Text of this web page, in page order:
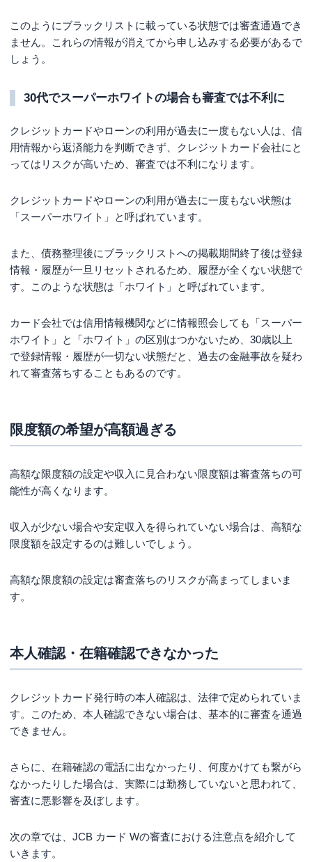
このようにブラックリストに載っている状態では審査通過でき
ません。これらの情報が消えてから申し込みする必要があるで
しょう。
30代でスーパーホワイトの場合も審査では不利に
クレジットカードやローンの利用が過去に一度もない人は、信
用情報から返済能力を判断できず、クレジットカード会社にと
ってはリスクが高いため、審査では不利になります。
クレジットカードやローンの利用が過去に一度もない状態は
「スーパーホワイト」と呼ばれています。
また、債務整理後にブラックリストへの掲載期間終了後は登録
情報・履歴が一旦リセットされるため、履歴が全くない状態で
す。このような状態は「ホワイト」と呼ばれています。
カード会社では信用情報機関などに情報照会しても「スーパー
ホワイト」と「ホワイト」の区別はつかないため、30歳以上
で登録情報・履歴が一切ない状態だと、過去の金融事故を疑わ
れて審査落ちすることもあるのです。
限度額の希望が高額過ぎる
高額な限度額の設定や収入に見合わない限度額は審査落ちの可
能性が高くなります。
収入が少ない場合や安定収入を得られていない場合は、高額な
限度額を設定するのは難しいでしょう。
高額な限度額の設定は審査落ちのリスクが高まってしまいま
す。
本人確認・在籍確認できなかった
クレジットカード発行時の本人確認は、法律で定められていま
す。このため、本人確認できない場合は、基本的に審査を通過
できません。
さらに、在籍確認の電話に出なかったり、何度かけても繋がら
なかったりした場合は、実際には勤務していないと思われて、
審査に悪影響を及ぼします。
次の章では、JCB カード Wの審査における注意点を紹介して
いきます。